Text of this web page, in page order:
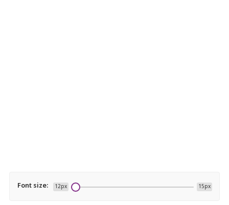
Font size: 12px 15px